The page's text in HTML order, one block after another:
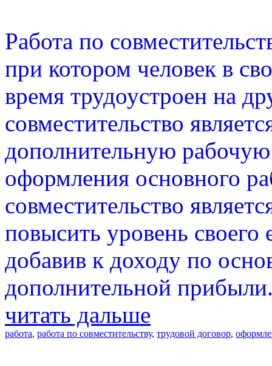
Работа по
при котором человек в
время трудоустроен на
совместительство
дополнительную
оформления основного
совместительство
повысить уровень своего
добавив к доходу по
дополнительной
читать дальше
работа, работа по совместительству, трудовой договор,